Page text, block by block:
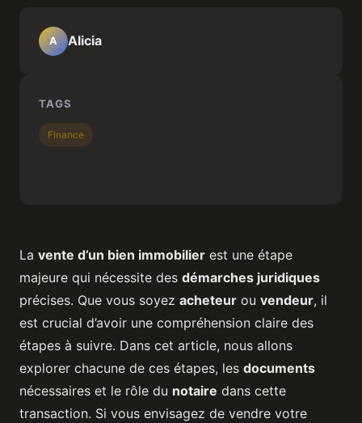
La vente d’un bien immobilier est une étape
majeure qui nécessite des démarches juridiques
précises. Que vous soyez acheteur ou vendeur, il
est crucial d’avoir une compréhension claire des
étapes à suivre. Dans cet article, nous allons
explorer chacune de ces étapes, les documents
nécessaires et le rôle du notaire dans cette
transaction. Si vous envisagez de vendre votre
A Alicia
TAGS
Finance